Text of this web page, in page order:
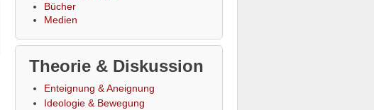
Bücher
Medien
Theorie & Diskussion
Enteignung & Aneignung
Ideologie & Bewegung